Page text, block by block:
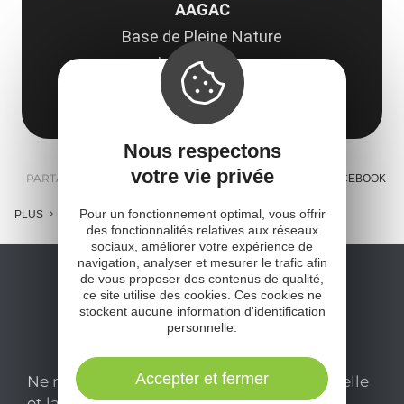
AAGAC
Base de Pleine Nature
le Paisserou
12270 Najac
Obtenir l'itinéraire
PARTAGER : E-MAIL MESSENGER FACEBOOK
PLUS
Ne manquez pas notre newsletter mensuelle
Nous respectons
votre vie privée
Pour un fonctionnement optimal, vous offrir
des fonctionnalités relatives aux réseaux
sociaux, améliorer votre expérience de
navigation, analyser et mesurer le trafic afin
de vous proposer des contenus de qualité,
ce site utilise des cookies. Ces cookies ne
stockent aucune information d'identification
personnelle.
Accepter et fermer